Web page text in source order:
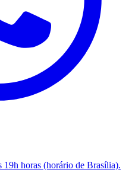
19h horas (horário de Brasília).